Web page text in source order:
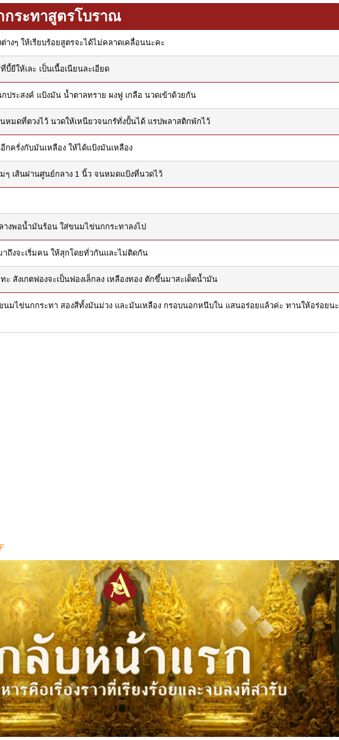
ระทาสูตรโบราณ
างๆ ให้เรียบร้อยสูตรจะได้ไม่คลาดเคลื่อนนะคะ
ยีให้เละ เป็นเนื้อเนียนละเอียด
กประสงค์ แป้งมัน น้ำตาลทราย ผงฟู เกลือ นวดเข้าด้วยกัน
หมดที่ตวงไว้ นวดให้เหนียวจนกรัทั่งปั้นได้ แรปพลาสติกพักไว้
ครั่งกับมันเหลือง ให้ได้แป้งมันเหลือง
ๆ เส้นผ่านศูนย์กลาง 1 นิ้ว จนหมดแป้งที่นวดไว้
งพอน้ำมันร้อน ใส่ขนมไข่นกกระทาลงไป
ถึงจะเริ่มคน ให้สุกโดยทั่วกันและไม่ติดกัน
สังเกตฟองจะเป็นฟองเล็กลง เหลืองทอง ตักขึ้นมาสะเด็ดน้ำมัน
มไข่นกกระทา สองสีทั้งมันม่วง และมันเหลือง กรอบนอกหนึบใน แสนอร่อยแล้วค่ะ ทานให้อร่อยนะ